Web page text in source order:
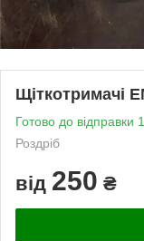
Щіткотримачі
Готово до відправки
Роздріб
від 250 ₴